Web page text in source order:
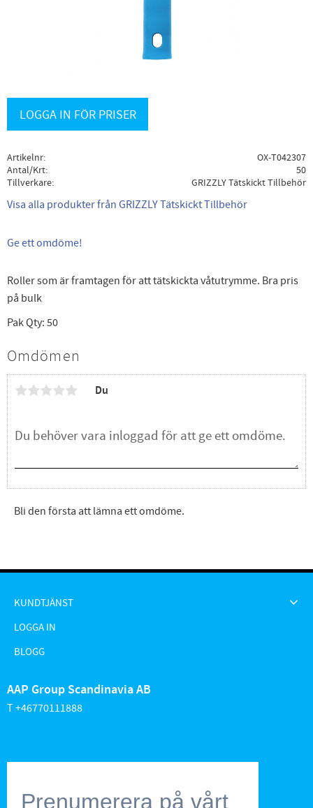
LOGGA IN FÖR PRISER
Artikelnr
OX-T042307
Antal/Krt
50
Tillverkare
GRIZZLY Tätskickt Tillbehör
Visa alla produkter från GRIZZLY Tätskickt Tillbehör
Ge ett omdöme!
Roller som är framtagen för att tätskickta våtutrymme. Bra pris
på bulk
Pak Qty: 50
Omdömen
Du
Bli den första att lämna ett omdöme.
KUNDTJÄNST
LOGGA IN
BLOGG
AAP Group Scandinavia AB
T +46770111888